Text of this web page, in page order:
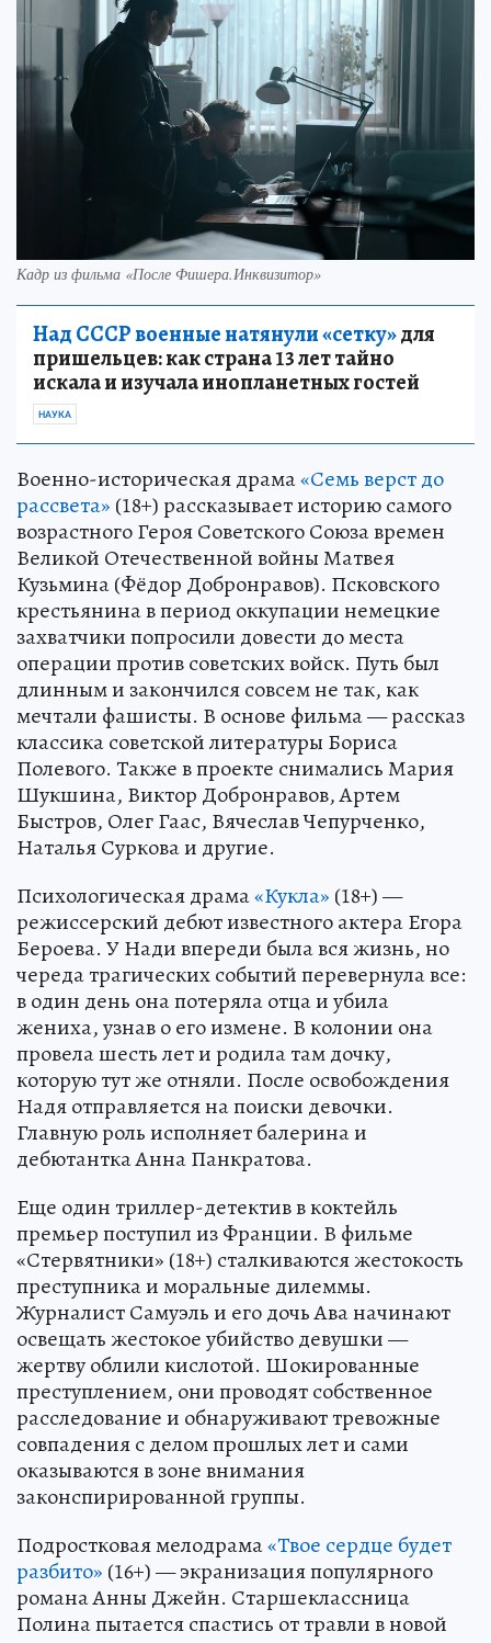
Кадр из фильма «После Фишера.Инквизитор»
Над СССР военные натянули «сетку»для
пришельцев: как страна 13 лет тайно
искала и изучала инопланетных гостей
НАУКА
Военно-историческая драма«Семь верст до
рассвета» (18+) рассказывает историю самого
возрастного Героя Советского Союза времен
Великой Отечественной войны Матвея
Кузьмина (Фёдор Добронравов). Псковского
крестьянина в период оккупации немецкие
захватчики попросили довести до места
операции против советских войск. Путь был
длинным и закончился совсем не так, как
мечтали фашисты. В основе фильма — рассказ
классика советской литературы Бориса
Полевого. Также в проекте снимались Мария
Шукшина, Виктор Добронравов, Артем
Быстров, Олег Гаас, Вячеслав Чепурченко,
Наталья Суркова и другие.
Психологическая драма«Кукла» (18+) —
режиссерский дебют известного актера Егора
Бероева. У Нади впереди была вся жизнь, но
череда трагических событий перевернула все:
в один день она потеряла отца и убила
жениха, узнав о его измене. В колонии она
провела шесть лет и родила там дочку,
которую тут же отняли. После освобождения
Надя отправляется на поиски девочки.
Главную роль исполняет балерина и
дебютантка Анна Панкратова.
Еще один триллер-детектив в коктейль
премьер поступил из Франции. В фильме
«Стервятники» (18+) сталкиваются жестокость
преступника и моральные дилеммы.
Журналист Самуэль и его дочь Ава начинают
освещать жестокое убийство девушки —
жертву облили кислотой. Шокированные
преступлением, они проводят собственное
расследование и обнаруживают тревожные
совпадения с делом прошлых лет и сами
оказываются в зоне внимания
законспирированной группы.
Подростковая мелодрама«Твое сердце будет
разбито» (16+) — экранизация популярного
романа Анны Джейн. Старшеклассница
Полина пытается спастись от травли в новой